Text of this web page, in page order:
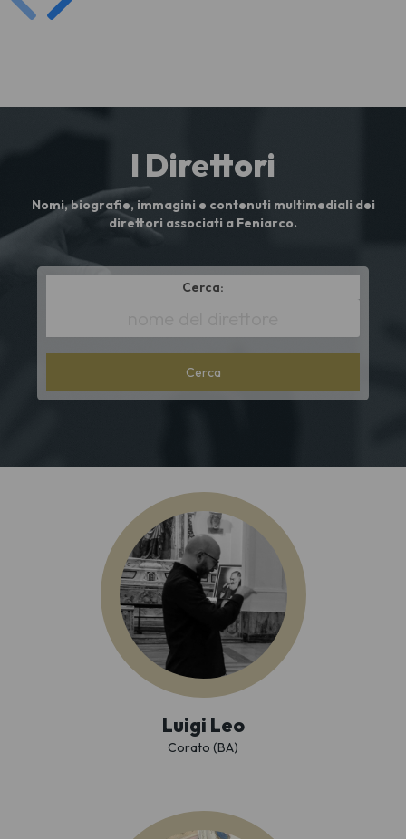
I Direttori
Nomi, biografie, immagini e contenuti multimediali dei
direttori associati a Feniarco.
Cerca:
cont
Luigi Leo
Corato (BA)